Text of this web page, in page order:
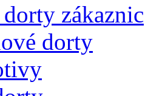
dorty zákaznic
dorty